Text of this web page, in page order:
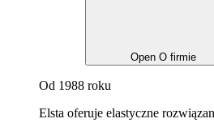
Open O firmie
Od 1988 roku
Elsta oferuje elastyczne